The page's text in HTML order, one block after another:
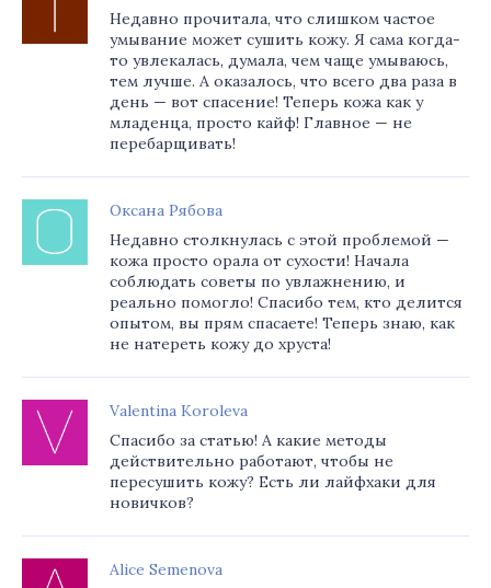
Недавно прочитала, что слишком частое
умывание может сушить кожу. Я сама когда-
то увлекалась, думала, чем чаще умываюсь,
тем лучше. А оказалось, что всего два раза в
день — вот спасение! Теперь кожа как у
младенца, просто кайф! Главное — не
перебарщивать!
Оксана Рябова
Недавно столкнулась с этой проблемой —
кожа просто орала от сухости! Начала
соблюдать советы по увлажнению, и
реально помогло! Спасибо тем, кто делится
опытом, вы прям спасаете! Теперь знаю, как
не натереть кожу до хруста!
Valentina Koroleva
Спасибо за статью! А какие методы
действительно работают, чтобы не
пересушить кожу? Есть ли лайфхаки для
новичков?
Alice Semenova